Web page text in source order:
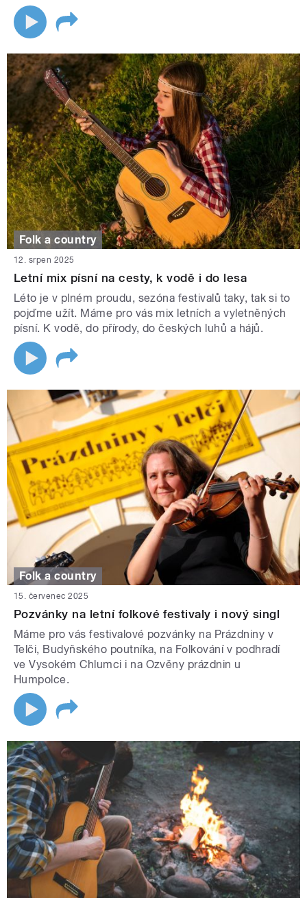
Folk a country
12. srpen 2025
Letní mix písní na cesty, k vodě i do lesa
Léto je v plném proudu, sezóna festivalů taky, tak si to
pojďme užít. Máme pro vás mix letních a vyletněných
písní. K vodě, do přírody, do českých luhů a hájů.
Folk a country
15. červenec 2025
Pozvánky na letní folkové festivaly i nový singl
Máme pro vás festivalové pozvánky na Prázdniny v
Telči, Budyňského poutníka, na Folkování v podhradí
ve Vysokém Chlumci i na Ozvěny prázdnin u
Humpolce.